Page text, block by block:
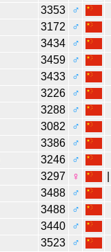
3353
♂
3172
♂
3434
♂
3459
♂
3433
♂
3226
♂
3288
♂
3082
♂
3386
♂
3246
♂
3297 ♀
3488
♂
3488
♂
3440
♂
3523
♂